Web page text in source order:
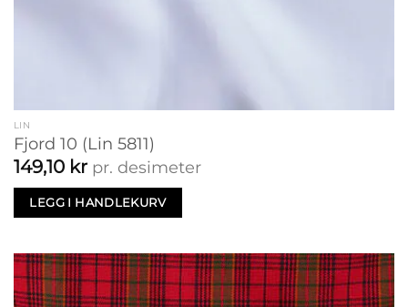
LIN
Fjord 10 (Lin 5811)
149,10 kr pr. desimeter
LEGG I HANDLEKURV